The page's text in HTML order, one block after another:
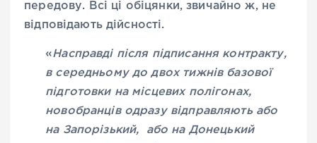
передову. Всі ці обіцянки, звичайно ж, не
відповідають дійсності.
«Насправді після підписання контракту,
в середньому до двох тижнів базової
підготовки на місцевих полігонах,
новобранців одразу відправляють або
на Запорізький, або на Донецький